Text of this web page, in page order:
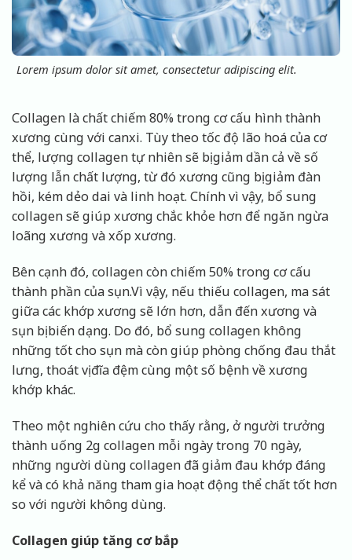
Lorem ipsum dolor sit amet, consectetur adipiscing elit.
Collagen là chất chiếm 80% trong cơ cấu hình thành
xương cùng với canxi. Tùy theo tốc độ lão hoá của cơ
thể, lượng collagen tự nhiên sẽ bị giảm dần cả về số
lượng lẫn chất lượng, từ đó xương cũng bị giảm đàn
hồi, kém dẻo dai và linh hoạt. Chính vì vậy, bổ sung
collagen sẽ giúp xương chắc khỏe hơn để ngăn ngừa
loãng xương và xốp xương.
Bên cạnh đó, collagen còn chiếm 50% trong cơ cấu
thành phần của sụn.Vì vậy, nếu thiếu collagen, ma sát
giữa các khớp xương sẽ lớn hơn, dẫn đến xương và
sụn bị biến dạng. Do đó, bổ sung collagen không
những tốt cho sụn mà còn giúp phòng chống đau thắt
lưng, thoát vị đĩa đệm cùng một số bệnh về xương
khớp khác.
Theo một nghiên cứu cho thấy rằng, ở người trưởng
thành uống 2g collagen mỗi ngày trong 70 ngày,
những người dùng collagen đã giảm đau khớp đáng
kể và có khả năng tham gia hoạt động thể chất tốt hơn
so với người không dùng.
Collagen giúp tăng cơ bắp